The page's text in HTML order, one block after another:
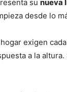
su nueva
desde lo
exigen
a la